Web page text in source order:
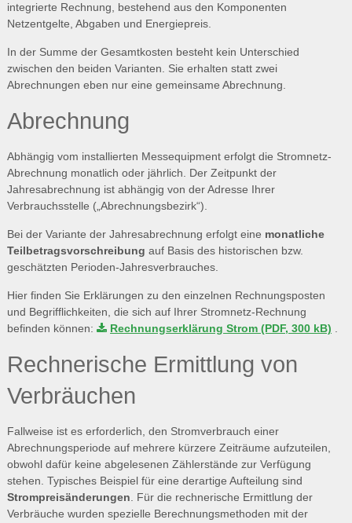
integrierte Rechnung, bestehend aus den Komponenten
Netzentgelte, Abgaben und Energiepreis.
In der Summe der Gesamtkosten besteht kein Unterschied
zwischen den beiden Varianten. Sie erhalten statt zwei
Abrechnungen eben nur eine gemeinsame Abrechnung.
Abrechnung
Abhängig vom installierten Messequipment erfolgt die Stromnetz-
Abrechnung monatlich oder jährlich. Der Zeitpunkt der
Jahresabrechnung ist abhängig von der Adresse Ihrer
Verbrauchsstelle („Abrechnungsbezirk“).
Bei der Variante der Jahresabrechnung erfolgt eine monatliche
Teilbetragsvorschreibung auf Basis des historischen bzw.
geschätzten Perioden-Jahresverbrauches.
Hier finden Sie Erklärungen zu den einzelnen Rechnungsposten
und Begrifflichkeiten, die sich auf Ihrer Stromnetz-Rechnung
befinden können:
Rechnungserklärung Strom (PDF, 300 kB) .
Rechnerische Ermittlung von
Verbräuchen
Fallweise ist es erforderlich, den Stromverbrauch einer
Abrechnungsperiode auf mehrere kürzere Zeiträume aufzuteilen,
obwohl dafür keine abgelesenen Zählerstände zur Verfügung
stehen. Typisches Beispiel für eine derartige Aufteilung sind
Strompreisänderungen. Für die rechnerische Ermittlung der
Verbräuche wurden spezielle Berechnungsmethoden mit der